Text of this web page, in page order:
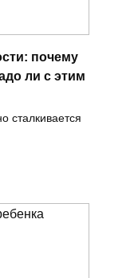
почему
ли с этим
сталкивается